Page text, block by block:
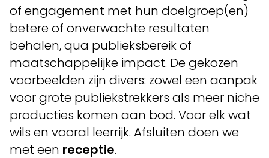
of engagement met hun doelgroep(en)
betere of onverwachte resultaten
behalen, qua publieksbereik of
maatschappelijke impact. De gekozen
voorbeelden zijn divers: zowel een aanpak
voor grote publiekstrekkers als meer niche
producties komen aan bod. Voor elk wat
wils en vooral leerrijk. Afsluiten doen we
met een receptie.